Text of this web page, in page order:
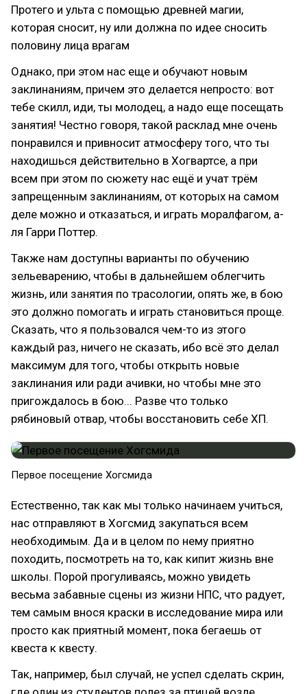
Протего и ульта с помощью древней магии,
которая сносит, ну или должна по идее сносить
половину лица врагам
Однако, при этом нас еще и обучают новым
заклинаниям, причем это делается непросто: вот
тебе скилл, иди, ты молодец, а надо еще посещать
занятия! Честно говоря, такой расклад мне очень
понравился и привносит атмосферу того, что ты
находишься действительно в Хогвартсе, а при
всем при этом по сюжету нас ещё и учат трём
запрещенным заклинаниям, от которых на самом
деле можно и отказаться, и играть моралфагом, а-
ля Гарри Поттер.
Также нам доступны варианты по обучению
зельеварению, чтобы в дальнейшем облегчить
жизнь, или занятия по трасологии, опять же, в бою
это должно помогать и играть становиться проще.
Сказать, что я пользовался чем-то из этого
каждый раз, ничего не сказать, ибо всё это делал
максимум для того, чтобы открыть новые
заклинания или ради ачивки, но чтобы мне это
пригождалось в бою... Разве что только
рябиновый отвар, чтобы восстановить себе ХП.
Первое посещение Хогсмида
Естественно, так как мы только начинаем учиться,
нас отправляют в Хогсмид закупаться всем
необходимым. Да и в целом по нему приятно
походить, посмотреть на то, как кипит жизнь вне
школы. Порой прогуливаясь, можно увидеть
весьма забавные сцены из жизни НПС, что радует,
тем самым внося краски в исследование мира или
просто как приятный момент, пока бегаешь от
квеста к квесту.
Так, например, был случай, не успел сделать скрин,